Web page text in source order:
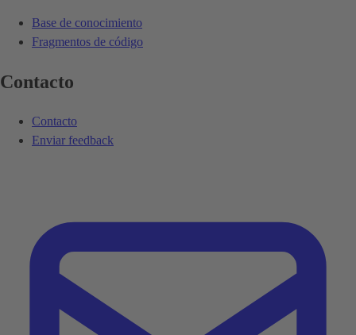
Base de conocimiento
Fragmentos de código
Contacto
Contacto
Enviar feedback